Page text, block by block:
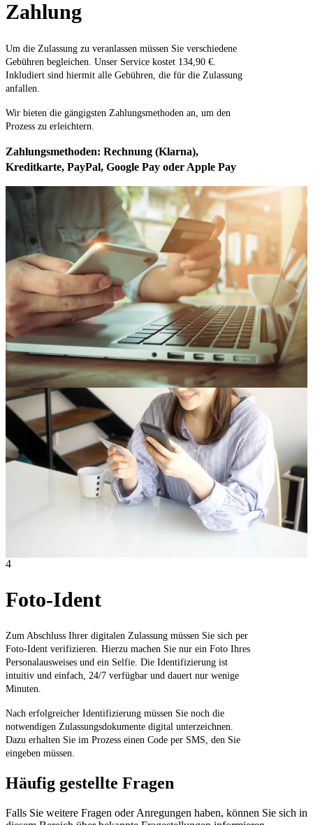
Zahlung
Um die Zulassung zu veranlassen müssen Sie verschiedene
Gebühren begleichen. Unser Service kostet 134,90 €.
Inkludiert sind hiermit alle Gebühren, die für die Zulassung
anfallen.
Wir bieten die gängigsten Zahlungsmethoden an, um den
Prozess zu erleichtern.
Zahlungsmethoden: Rechnung (Klarna),
Kreditkarte, PayPal, Google Pay oder Apple Pay
4
Foto-Ident
Zum Abschluss Ihrer digitalen Zulassung müssen Sie sich per
Foto-Ident verifizieren. Hierzu machen Sie nur ein Foto Ihres
Personalausweises und ein Selfie. Die Identifizierung ist
intuitiv und einfach, 24/7 verfügbar und dauert nur wenige
Minuten.
Nach erfolgreicher Identifizierung müssen Sie noch die
notwendigen Zulassungsdokumente digital unterzeichnen.
Dazu erhalten Sie im Prozess einen Code per SMS, den Sie
eingeben müssen.
Häufig gestellte Fragen
Falls Sie weitere Fragen oder Anregungen haben, können Sie sich in